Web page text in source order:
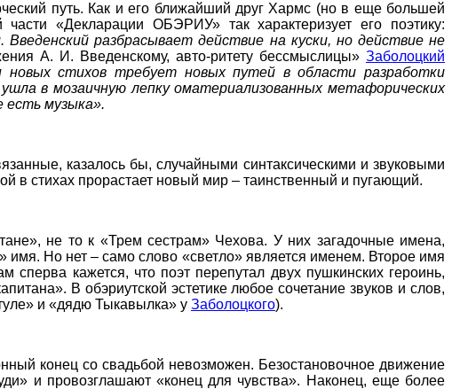
путь. Как и его ближайший друг Хармс (но в еще большей
«Декларации ОБЭРИУ» так характеризует его поэтику:
разбрасывает действие на куски, но действие не
А. И. Введенскому, авто-ритету бессмыслицы» Заболоцкий
стихов требует новых путей в области разработки
в мозаичную лепку оматериализованных метафорических
есть музыка».
казалось бы, случайными синтаксическими и звуковыми
в стихах прорастает новый мир – таинственный и пугающий.
не то к «Трем сестрам» Чехова. У них загадочные имена,
имя. Но нет – само слово «светло» является именем. Второе имя
кажется, что поэт перепутал двух пушкинских героинь,
В обэриутской эстетике любое сочетание звуков и слов,
и «дядю Тыкавылка» у Заболоцкого).
конец со свадьбой невозможен. Безостановочное движение
и провозглашают «конец для чувства». Наконец, еще более